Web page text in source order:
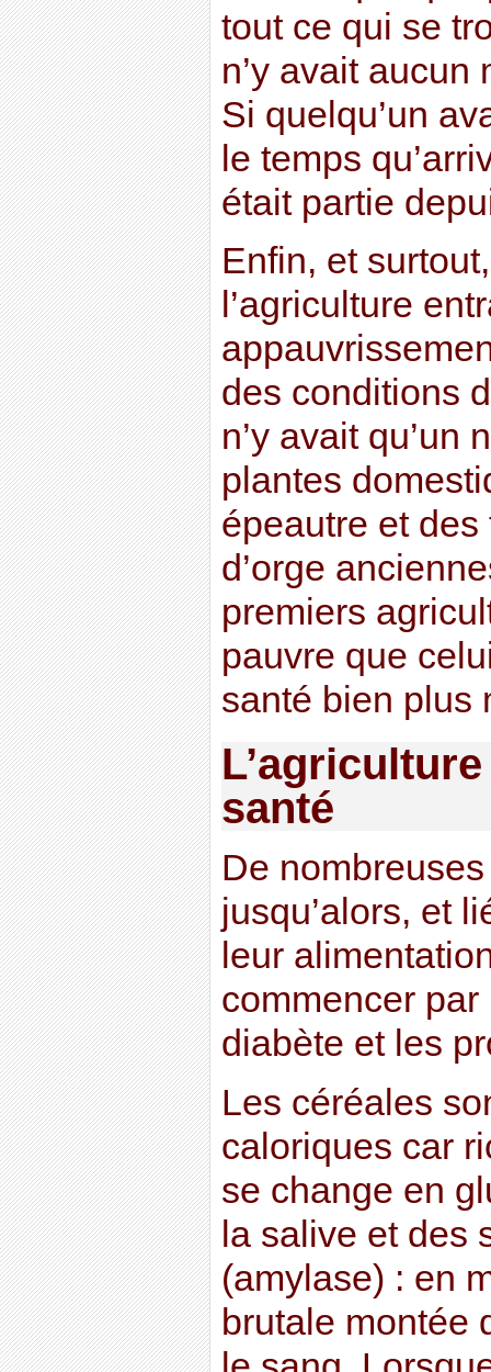
tout ce qui se
n’y avait aucun
Si quelqu’un
le temps
était partie
Enfin, et
l’agriculture
des conditions
n’y avait qu’un
plantes
épeautre et des
d’orge
premiers
pauvre que
santé bien plus
santé
De
jusqu’alors, et
leur
commencer par
diabète et les
Les céréales
caloriques car
se change en
la salive et des
(amylase) : en
brutale montée